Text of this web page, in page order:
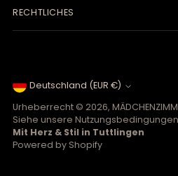
RECHTLICHES
Währung
Deutschland (EUR €)
Urheberrecht © 2026,
Siehe unsere
Mit Herz & Stil in Tuttlingen
Powered by Shopify